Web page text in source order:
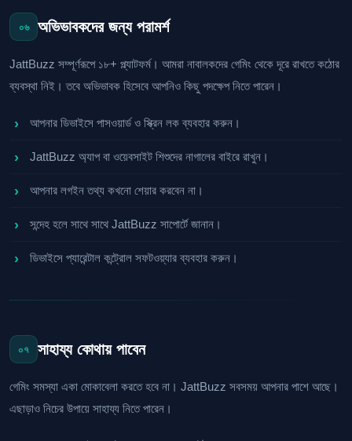
০৬ অভিভাবকদের জন্য পরামর্শ
JattBuzz সম্পূর্ণরূপে ১৮+ প্ল্যাটফর্ম। আমরা নাবালকদের গেমিং থেকে দূরে রাখতে কঠোর
ব্যবস্থা নিই। তবে অভিভাবক হিসেবে আপনিও কিছু পদক্ষেপ নিতে পারেন।
আপনার ডিভাইসে পাসওয়ার্ড ও স্ক্রিন লক ব্যবহার করুন।
JattBuzz অ্যাপ বা ওয়েবসাইট শিশুদের নাগালের বাইরে রাখুন।
আপনার লগইন তথ্য কখনো শেয়ার করবেন না।
সন্দেহ হলে সাথে সাথে JattBuzz সাপোর্টে জানান।
ডিভাইসে প্যারেন্টাল কন্ট্রোল সফটওয়্যার ব্যবহার করুন।
০৭ সাহায্য কোথায় পাবেন
গেমিং সমস্যা একা মোকাবেলা করতে হবে না। JattBuzz সবসময় আপনার পাশে আছে।
এছাড়াও নিচের উপায়ে সাহায্য নিতে পারেন।